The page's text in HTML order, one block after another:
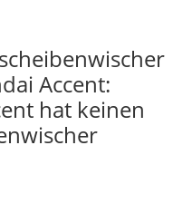
Accent:
hat keinen